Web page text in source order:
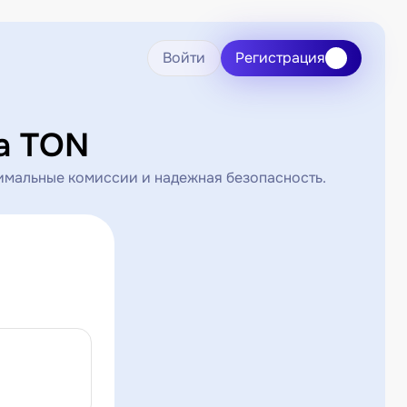
Войти Регистрация
TON
комиссии и надежная безопасность.